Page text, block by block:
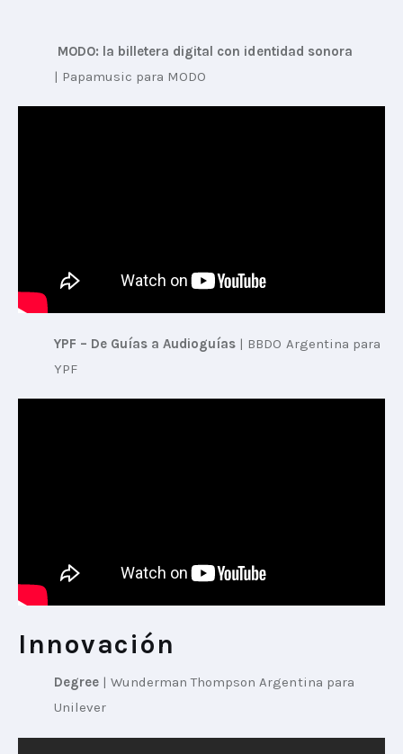
MODO: la billetera digital con identidad sonora
| Papamusic para MODO
YPF – De Guías a Audioguías | BBDO Argentina para
YPF
Innovación
Degree | Wunderman Thompson Argentina para
Unilever